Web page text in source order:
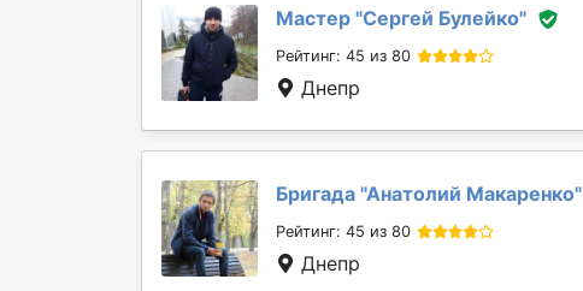
Мастер "Сергей Булейко"
Рейтинг: 45 из 80
Днепр
Бригада "Анатолий Макаренко"
Рейтинг: 45 из 80
Днепр